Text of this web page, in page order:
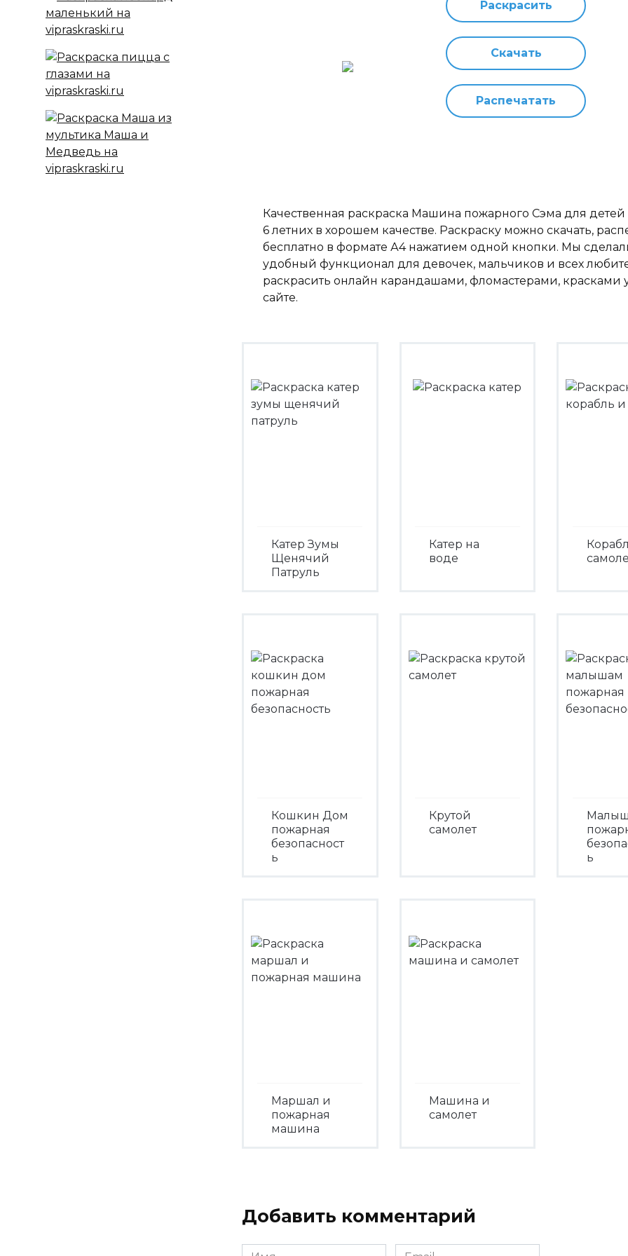
Раскрасить
Скачать
Распечатать
Качественная раскраска Машина пожарного Сэма для детей
6 летних в хорошем качестве. Раскраску можно скачать,
бесплатно в формате А4 нажатием одной кнопки. Мы
удобный функционал для девочек, мальчиков и всех
раскрасить онлайн карандашами, фломастерами, красками
сайте.
Катер Зумы
Щенячий
Патруль
Катер на
воде
Кошкин Дом
пожарная
безопасност
ь
Крутой
самолет
ь
Маршал и
пожарная
машина
Машина и
самолет
Добавить комментарий
Имя Email